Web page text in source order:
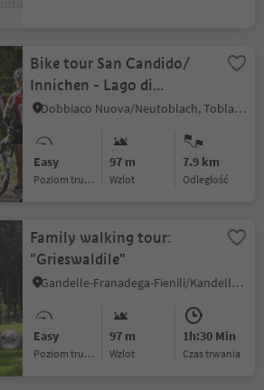
Bike tour San Candido/
Innichen - Lago di
Dobbiaco / Toblacher See
Dobbiaco Nuova/Neutoblach, Toblach/Dobbiaco, Dolomites Region 3 Zinnen
Easy
Poziom trudności
97 m
Wzlot
7.9 km
odległość
Family walking tour:
"Grieswaldile"
Gandelle-Franadega-Fienili/Kandellen-Frondeigen-Stadlern, Toblach/Dobbiaco, Dolomites Region 3 Zinnen
Easy
Poziom trudności
97 m
Wzlot
1h:30 Min
czas trwania